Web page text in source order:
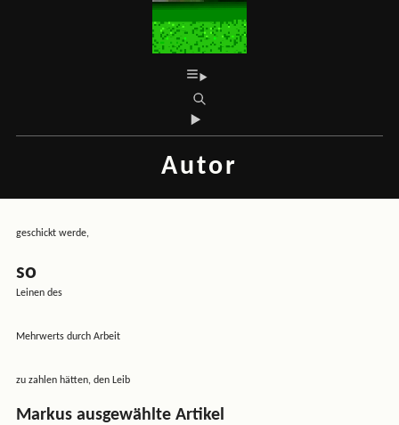
Autor
geschickt werde,
so
Leinen des
Mehrwerts durch Arbeit
zu zahlen hätten, den Leib
Markus ausgewählte Artikel